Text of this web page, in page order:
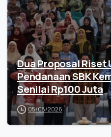
Dua Proposal Riset
Pendanaan SBK
Senilai Rp100 Juta
05/08/2026